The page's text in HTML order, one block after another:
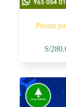
Pirotin
S/